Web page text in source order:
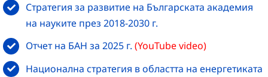
Стратегия за развитие на Българската академия
на науките през 2018-2030 г.
Отчет на БАН за 2025 г. (YouTube video)
Национална стратегия в областта на енергетиката